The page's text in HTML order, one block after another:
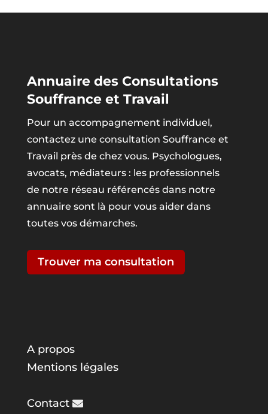
Annuaire des Consultations
Souffrance et Travail
Pour un accompagnement individuel,
contactez une consultation Souffrance et
Travail près de chez vous. Psychologues,
avocats, médiateurs : les professionnels
de notre réseau référencés dans notre
annuaire sont là pour vous aider dans
toutes vos démarches.
Trouver ma consultation
A propos
Mentions légales
Contact